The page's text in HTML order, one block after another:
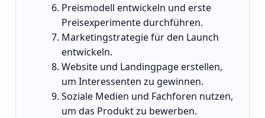
Preismodell entwickeln und erste
Preisexperimente durchführen.
Marketingstrategie für den Launch
entwickeln.
Website und Landingpage erstellen,
um Interessenten zu gewinnen.
Soziale Medien und Fachforen nutzen,
um das Produkt zu bewerben.